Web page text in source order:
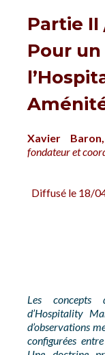
Partie II
Pour
Xavier
fondateur et
Diffusé le 18/
Les concepts
d’Hospitality
d’observations
configurées